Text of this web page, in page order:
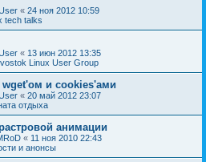
« 24 ноя 2012 10:59
tech talks
« 13 июн 2012 13:35
Linux User Group
и cookies'ами
« 20 май 2012 23:07
отдыха
анимации
« 11 ноя 2010 22:43
и анонсы